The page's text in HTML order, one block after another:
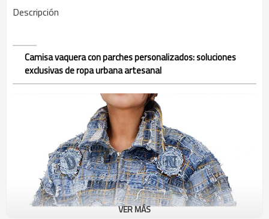
Descripción
Camisa vaquera con parches personalizados: soluciones
exclusivas de ropa urbana artesanal
VER MÁS